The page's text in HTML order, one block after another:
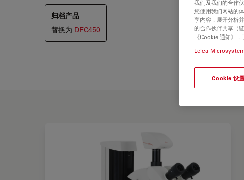
归档产品
替换为 DFC450
我们及我们的合作
您使用我们网站的
享内容，展开分析
的合作伙伴共享（
《Cookie 通知》
Leica
Cookie 设